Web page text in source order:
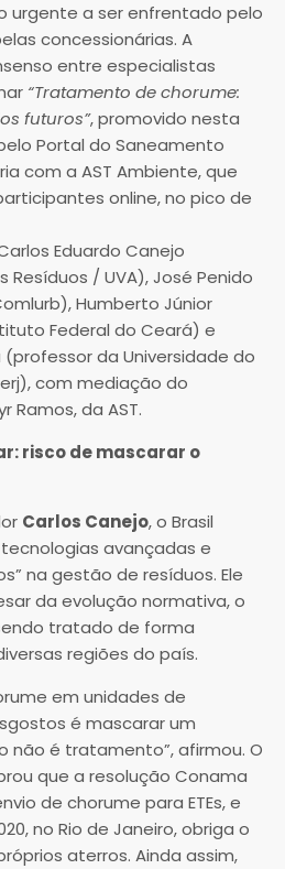
urgente a ser enfrentado pelo
concessionárias. A
entre especialistas
“Tratamento de chorume:
futuros”, promovido nesta
Portal do Saneamento
com a AST Ambiente, que
online, no pico de
Eduardo Canejo
Resíduos / UVA), José Penido
Humberto Júnior
Federal do Ceará) e
(professor da Universidade do
com mediação do
Ramos, da AST.
risco de mascarar o
Carlos Canejo, o Brasil
avançadas e
na gestão de resíduos. Ele
da evolução normativa, o
tratado de forma
regiões do país.
em unidades de
é mascarar um
não é tratamento”, afirmou. O
que a resolução Conama
de chorume para ETEs, e
no Rio de Janeiro, obriga o
aterros. Ainda assim,